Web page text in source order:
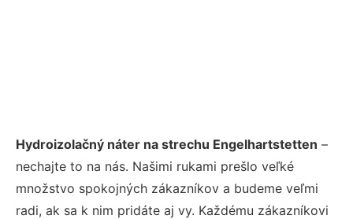
Hydroizolačný náter na strechu Engelhartstetten –
nechajte to na nás. Našimi rukami prešlo veľké
množstvo spokojných zákazníkov a budeme veľmi
radi, ak sa k nim pridáte aj vy. Každému zákazníkovi